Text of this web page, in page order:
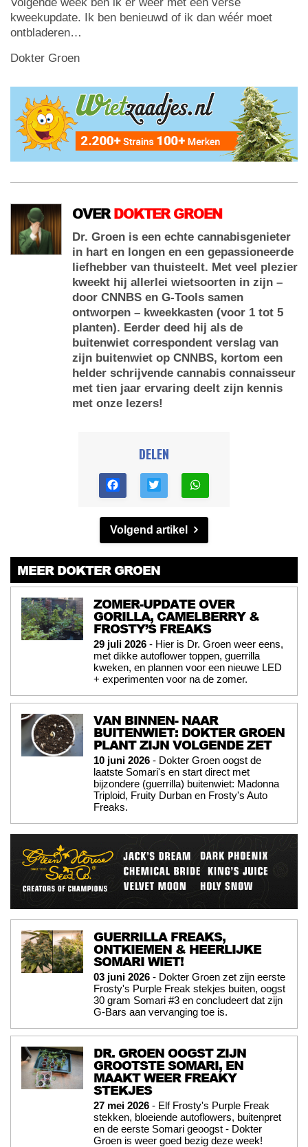
kweekupdate. Ik ben benieuwd of ik dan wéér moet
ontbladeren…
Dokter Groen
OVERDOKTER GROEN
Dr. Groen is een echte cannabisgenieter
in hart en longen en een gepassioneerde
liefhebber van thuisteelt. Met veel plezier
kweekt hij allerlei wietsoorten in zijn –
door CNNBS en G-Tools samen
ontworpen – kweekkasten (voor 1 tot 5
planten). Eerder deed hij als de
buitenwiet correspondent verslag van
zijn buitenwiet op CNNBS, kortom een
helder schrijvende cannabis connaisseur
met tien jaar ervaring deelt zijn kennis
met onze lezers!
DELEN
Volgend artikel
MEER DOKTER GROEN
ZOMER-UPDATE OVER
GORILLA, CAMELBERRY &
FROSTY’S FREAKS
29 juli 2026 - Hier is Dr. Groen weer eens,
met dikke autoflower toppen, guerrilla
kweken, en plannen voor een nieuwe LED
+ experimenten voor na de zomer.
VAN BINNEN- NAAR
BUITENWIET: DOKTER GROEN
PLANT ZIJN VOLGENDE ZET
10 juni 2026 - Dokter Groen oogst de
laatste Somari's en start direct met
bijzondere (guerrilla) buitenwiet: Madonna
Triploid, Fruity Durban en Frosty's Auto
Freaks.
GUERRILLA FREAKS,
ONTKIEMEN & HEERLIJKE
SOMARI WIET!
03 juni 2026 - Dokter Groen zet zijn eerste
Frosty's Purple Freak stekjes buiten, oogst
30 gram Somari #3 en concludeert dat zijn
G-Bars aan vervanging toe is.
DR. GROEN OOGST ZIJN
GROOTSTE SOMARI, EN
MAAKT WEER FREAKY
STEKJES
27 mei 2026 - Elf Frosty's Purple Freak
stekken, bloeiende autoflowers, buitenpret
en de eerste Somari geoogst - Dokter
Groen is weer goed bezig deze week!